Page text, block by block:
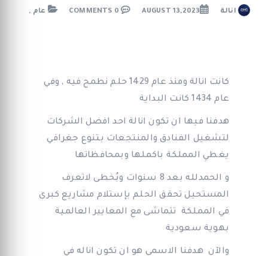
انالة AUGUST 13,2023
0 COMMENTS عام ,
كانت انالة ومنذ عام 1429 حلم نطمح فيه , وفي
عام 1434 كانت البداية
هدفنا فيها ان تكون انالة احد افضل الشركات
لتشغيل الفنادق والمنتجعات بتنوع جغرافي
يغطي المملكة باكملها وبمحافظاتها
و الحمدلله بعد 8 سنوات وبُخطى لاتعرف
المستحيل تحقق الحلم بإستلام مشاريع كبرى
في المملكة تتماشى مع المعايير العالمية
بهوية سعودية
والآن هدفنا الاسمى هو ان تكون اناله في